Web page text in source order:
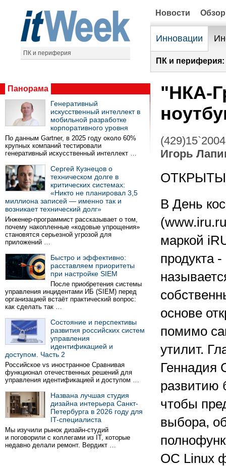
ПК и периферия
Новости
Инновации
ПК и периферия:
Панорама
Генеративный
искусственный интеллект в
мобильной разработке
корпоративного уровня
По данным Gartner, в 2025 году около 60%
крупных компаний тестировали
генеративный искусственный интеллект …
Сергей Кузнецов о
техническом долге в
критических системах:
«Никто не планировал 3,5
миллиона записей — именно так и
возникает технический долг»
Инженер-программист рассказывает о том,
почему накопленные «кодовые упрощения»
становятся серьезной угрозой для
приложений …
Быстро и эффективно:
расставляем приоритеты
при настройке SIEM
После приобретения системы
управления инцидентами ИБ (SIEM) перед
организацией встаёт практический вопрос:
как сделать так …
Состояние и перспективы
развития российских систем
управления
идентификацией и
доступом. Часть 2
Российское vs иностранное Сравнивая
функционал отечественных решений для
управления идентификацией и доступом …
Названа лучшая студия
дизайна интерьера Санкт-
Петербурга в 2026 году для
IT-специалиста
Мы изучили рынок дизайн-студий
и поговорили с коллегами из IT, которые
недавно делали ремонт. Вердикт …
"НКА-
(429)15`2004
Игорь
В День
маркой
продукта
основе
помимо
утилит.
Геннадия
развитию
чтобы
выбора,
ОС Linux